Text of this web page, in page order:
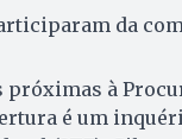
da
à
é um